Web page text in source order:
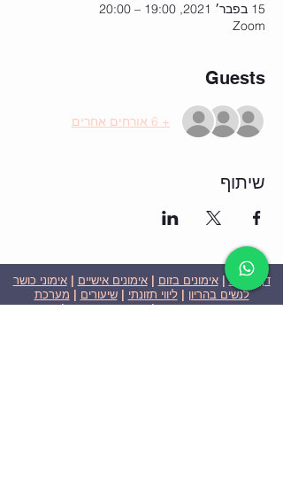
15 בפבר׳ 2021, 19:00 – 20:00
Zoom
Guests
+ 6 אורחים אחרים
שיתוף
דף הבית|אימונים בזום |אימונים אישיים |אימוני כושר
לנשים בהריון |ליווי תזונתי |שיעורים | מערכת
שבועית-אימונים בזום|תוכניות ומחירים|סרטוני